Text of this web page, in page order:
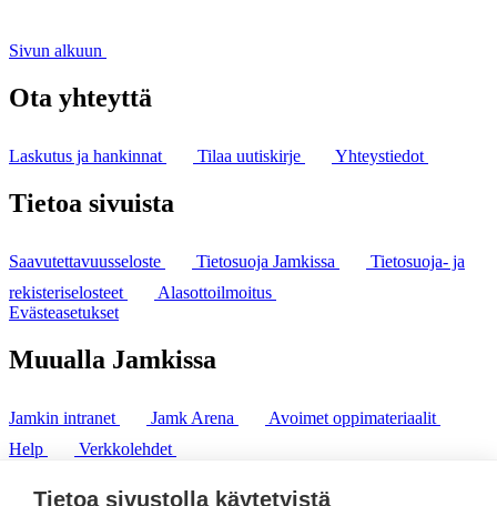
Sivun alkuun
Ota yhteyttä
Laskutus ja hankinnat Tilaa uutiskirje Yhteystiedot
Tietoa sivuista
Saavutettavuusseloste Tietosuoja Jamkissa
Tietosuoja- ja
rekisteriselosteet
Alasottoilmoitus
Evästeasetukset
Muualla Jamkissa
Jamkin intranet Jamk Arena
Avoimet oppimateriaalit
Help
Verkkolehdet
puh. +358 20 743 8100
Tietoa sivustolla käytetyistä